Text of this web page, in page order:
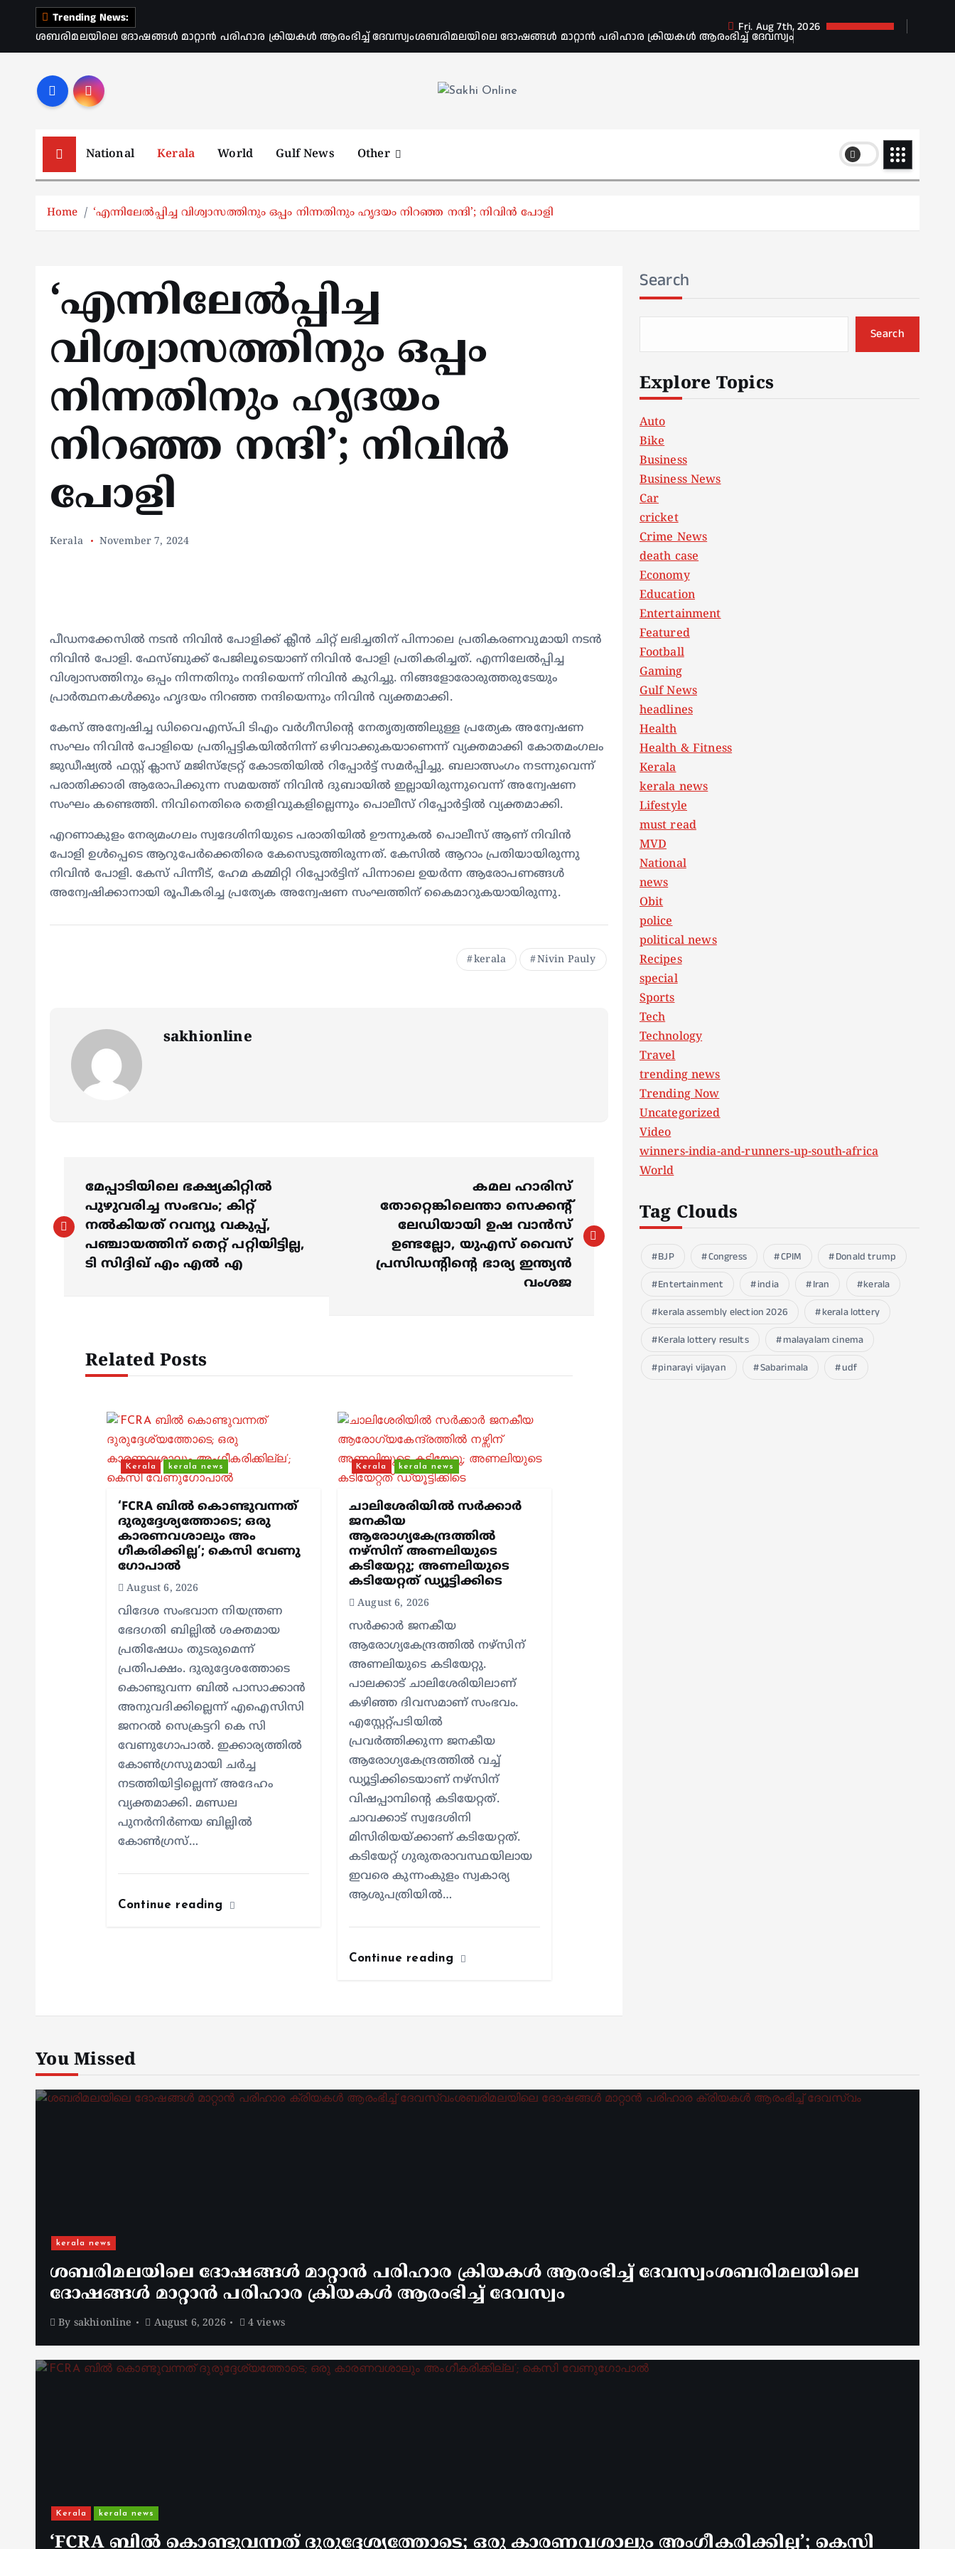
Trending News:
ശബരിമലയിലെ ദോഷങ്ങൾ മാറ്റാൻ പരിഹാര ക്രിയകൾ ആരംഭിച്ച് ദേവസ്വംശബരിമലയിലെ ദോഷങ്ങൾ മാറ്റാൻ പരിഹാര ക്രിയകൾ ആരംഭിച്ച് ദേവസ്വം
Fri. Aug 7th, 2026
National Kerala World Gulf News Other
Home ‘എന്നിലേൽപ്പിച്ച വിശ്വാസത്തിനും ഒപ്പം നിന്നതിനും ഹൃദയം നിറഞ്ഞ നന്ദി’; നിവിൻ പോളി
‘എന്നിലേൽപ്പിച്ച
വിശ്വാസത്തിനും ഒപ്പം
നിന്നതിനും ഹൃദയം
നിറഞ്ഞ നന്ദി’; നിവിൻ
പോളി
Kerala November 7, 2024
പീഡനക്കേസിൽ നടൻ നിവിൻ പോളിക്ക് ക്ലീൻ ചിറ്റ് ലഭിച്ചതിന് പിന്നാലെ പ്രതികരണവുമായി നടൻ
നിവിൻ പോളി. ഫേസ്ബുക്ക് പേജിലൂടെയാണ് നിവിൻ പോളി പ്രതികരിച്ചത്. എന്നിലേൽപ്പിച്ച
വിശ്വാസത്തിനും ഒപ്പം നിന്നതിനും നന്ദിയെന്ന് നിവിൻ കുറിച്ചു. നിങ്ങളോരോരുത്തരുടേയും
പ്രാർത്ഥനകൾക്കും ഹൃദയം നിറഞ്ഞ നന്ദിയെന്നും നിവിൻ വ്യക്തമാക്കി.
കേസ് അന്വേഷിച്ച ഡിവൈഎസ്പി ടിഎം വർഗീസിൻ്റെ നേതൃത്വത്തിലുള്ള പ്രത്യേക അന്വേഷണ
സംഘം നിവിൻ പോളിയെ പ്രതിപ്പട്ടികയിൽനിന്ന് ഒഴിവാക്കുകയാണെന്ന് വ്യക്തമാക്കി കോതമംഗലം
ജുഡീഷ്യൽ ഫസ്റ്റ് ക്ലാസ് മജിസ്ട്രേറ്റ് കോടതിയിൽ റിപ്പോർട്ട് സമർപ്പിച്ചു. ബലാത്സംഗം നടന്നുവെന്ന്
പരാതിക്കാരി ആരോപിക്കുന്ന സമയത്ത് നിവിൻ ദുബായിൽ ഇല്ലായിരുന്നുവെന്ന് അന്വേഷണ
സംഘം കണ്ടെത്തി. നിവിനെതിരെ തെളിവുകളില്ലെന്നും പൊലീസ് റിപ്പോർട്ടിൽ വ്യക്തമാക്കി.
എറണാകുളം നേര്യമംഗലം സ്വദേശിനിയുടെ പരാതിയിൽ ഊന്നുകൽ പൊലീസ് ആണ് നിവിൻ
പോളി ഉൾപ്പെടെ ആറുപേർക്കെതിരെ കേസെടുത്തിരുന്നത്. കേസിൽ ആറാം പ്രതിയായിരുന്നു
നിവിൻ പോളി. കേസ് പിന്നീട്, ഹേമ കമ്മിറ്റി റിപ്പോർട്ടിന് പിന്നാലെ ഉയർന്ന ആരോപണങ്ങൾ
അന്വേഷിക്കാനായി രൂപീകരിച്ച പ്രത്യേക അന്വേഷണ സംഘത്തിന് കൈമാറുകയായിരുന്നു.
kerala Nivin Pauly
sakhionline
o
മേപ്പാടിയിലെ ഭക്ഷ്യകിറ്റിൽ
പുഴുവരിച്ച സംഭവം; കിറ്റ്
നൽകിയത് റവന്യൂ വകുപ്പ്,
പഞ്ചായത്തിന് തെറ്റ് പറ്റിയിട്ടില്ല,
ടി സിദ്ദിഖ് എം എൽ എ
കമല ഹാരിസ്
തോറ്റെങ്കിലെന്താ സെക്കന്റ്
ലേഡിയായി ഉഷ വാന്‍സ്
ഉണ്ടല്ലോ, യുഎസ് വൈസ്
പ്രസിഡന്റിന്റെ ഭാര്യ ഇന്ത്യന്‍
വംശജ
Related Posts
Kerala kerala news
‘FCRA ബിൽ കൊണ്ടുവന്നത്
ദുരുദ്ദേശ്യത്തോടെ; ഒരു
കാരണവശാലും അം​
ഗീകരിക്കില്ല’; കെസി വേണു​
ഗോപാൽ
August 6, 2026
വിദേശ സംഭവാന നിയന്ത്രണ
ഭേദഗതി ബില്ലിൽ ശക്തമായ
പ്രതിഷേധം തുടരുമെന്ന്
പ്രതിപക്ഷം. ദുരുദ്ദേശത്തോടെ
കൊണ്ടുവന്ന ബിൽ പാസാക്കാൻ
അനുവദിക്കില്ലെന്ന് എഐസിസി
ജനറൽ സെക്രട്ടറി കെ സി
വേണുഗോപാൽ. ഇക്കാര്യത്തിൽ
കോൺഗ്രസുമായി ചർച്ച
നടത്തിയിട്ടില്ലെന്ന് അദേഹം
വ്യക്തമാക്കി. മണ്ഡല
പുനർനിർണയ ബില്ലിൽ
കോൺഗ്രസ്…
Continue reading
Kerala kerala news
ചാലിശേരിയില്‍ സര്‍ക്കാര്‍
ജനകീയ
ആരോഗ്യകേന്ദ്രത്തില്‍
നഴ്സിന് അണലിയുടെ
കടിയേറ്റു; അണലിയുടെ
കടിയേറ്റത് ഡ്യൂട്ടിക്കിടെ
August 6, 2026
സര്‍ക്കാര്‍ ജനകീയ
ആരോഗ്യകേന്ദ്രത്തില്‍ നഴ്സിന്
അണലിയുടെ കടിയേറ്റു.
പാലക്കാട് ചാലിശേരിയിലാണ്
കഴിഞ്ഞ ദിവസമാണ് സംഭവം.
എസ്റ്റേറ്റ്പടിയില്‍
പ്രവര്‍ത്തിക്കുന്ന ജനകീയ
ആരോഗ്യകേന്ദ്രത്തില്‍ വച്ച്
ഡ്യൂട്ടിക്കിടെയാണ് നഴ്സിന്
വിഷപ്പാമ്പിന്റെ കടിയേറ്റത്.
ചാവക്കാട് സ്വദേശിനി
മിസിരിയയ്ക്കാണ് കടിയേറ്റത്.
കടിയേറ്റ് ഗുരുതരാവസ്ഥയിലായ
ഇവരെ കുന്നംകുളം സ്വകാര്യ
ആശുപത്രിയില്‍…
Continue reading
Search
Search
Explore Topics
Auto
Bike
Business
Business News
Car
cricket
Crime News
death case
Economy
Education
Entertainment
Featured
Football
Gaming
Gulf News
headlines
Health
Health & Fitness
Kerala
kerala news
Lifestyle
must read
MVD
National
news
Obit
police
political news
Recipes
special
Sports
Tech
Technology
Travel
trending news
Trending Now
Uncategorized
Video
winners-india-and-runners-up-south-africa
World
Tag Clouds
BJP Congress CPIM
Donald trump
Entertainment
india Iran
kerala
kerala assembly election 2026
kerala lottery
Kerala lottery results
malayalam cinema
pinarayi vijayan
Sabarimala udf
You Missed
kerala news
ശബരിമലയിലെ ദോഷങ്ങൾ മാറ്റാൻ പരിഹാര ക്രിയകൾ ആരംഭിച്ച് ദേവസ്വംശബരിമലയിലെ
ദോഷങ്ങൾ മാറ്റാൻ പരിഹാര ക്രിയകൾ ആരംഭിച്ച് ദേവസ്വം
By sakhionline August 6, 2026 4 views
Kerala kerala news
‘FCRA ബിൽ കൊണ്ടുവന്നത് ദുരുദ്ദേശ്യത്തോടെ; ഒരു കാരണവശാലും അം​ഗീകരിക്കില്ല’; കെസി